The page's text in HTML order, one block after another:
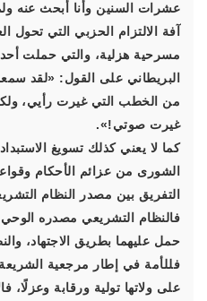
عشرات السنين وأنا أبحث عنه
آفة الالتزام الحزبي التي تحول
مسرحية هزلية، والتي حملت
البريطاني على القول: «لقد
من الخطب التي غيرت رأيي،
غيرت صوتي!».
كما لا يعني كذلك تسويغ
الشورى من عزائم الأحكام
التفريق بين مصدر النظام
فالنظام التشريعي مصدره
حمل عليهما بطريق الاجتهاد،
فللأمة في إطار مرجعية
على ولاتها تولية ورقابة وعزلًا،